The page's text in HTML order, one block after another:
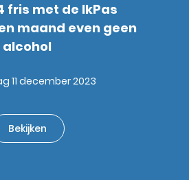
fris met de IkPas
maand even geen
alcohol
11 december 2023
Bekijken